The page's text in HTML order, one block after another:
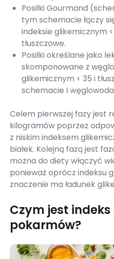
Posiłki Gourmand
tym schemacie łączy
indeksie glikemicznym
tłuszczowe.
Posiłki określane jako
skomponowane z
glikemicznym < 35 i
schemacie I
Celem pierwszej fazy jest
kilogramów poprzez
z niskim indeksem
białek. Kolejną fazą jest
można do diety włączyć
ponieważ oprócz indeksu
znaczenie ma ładunek
Czym jest
pokarmów?